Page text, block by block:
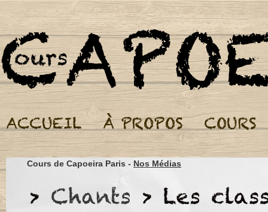
Cours de Capoeira Paris - Nos Médias
Cours de Capoeira
Mestre Waldemar,
Waldemar da
Mestre Waldemar,